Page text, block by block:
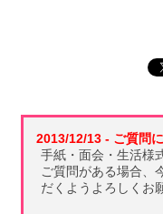
2013/12/13 - ご質問
手紙・面会・生活様
ご質問がある場合、
だくようよろしくお